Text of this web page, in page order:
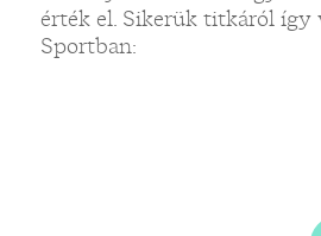
érték el. Sikerük titkáról
Sportban: